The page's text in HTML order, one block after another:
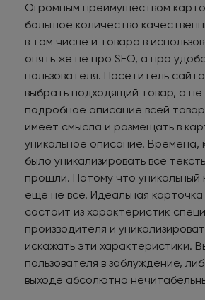
Огромным преимуществом
большое количество
в том числе и товара в
опять же не про SEO, а про
пользователя. Посетитель
выбрать подходящий товар, а не
подробное описание всей
имеет смысла и размещать в
уникальное описание. Времена,
было уникализировать все
прошли. Потому что уникальный
еще не все. Идеальная
состоит из характеристик
производителя и
искажать эти характеристики.
пользователя в заблуждение,
выходе абсолютно